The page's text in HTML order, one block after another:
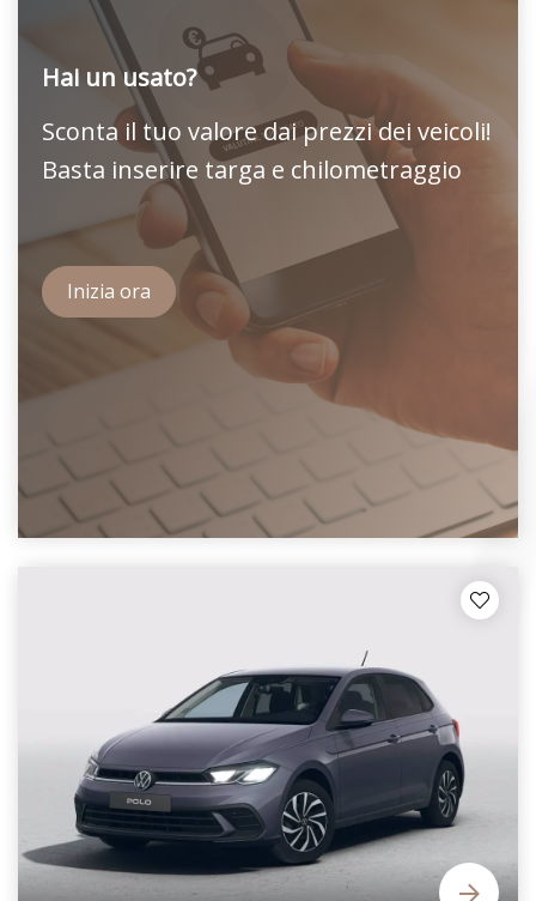
Hai un usato?
Sconta il tuo valore dai prezzi dei veicoli!
Basta inserire targa e chilometraggio
Inizia ora